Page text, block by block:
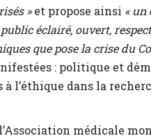
»et propose ainsi « un
éclairé, ouvert,
que pose la crise du
: politique et
l’éthique dans la
médicale